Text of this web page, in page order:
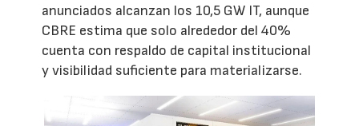
anunciados alcanzan los 10,5 GW IT, aunque
CBRE estima que solo alrededor del 40%
cuenta con respaldo de capital institucional
y visibilidad suficiente para materializarse.